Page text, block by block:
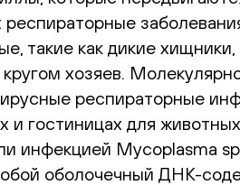
такие как дикие
хозяев.
респираторные
и гостиницах для
инфекцией Mycoplasma
оболочечный ДНК-